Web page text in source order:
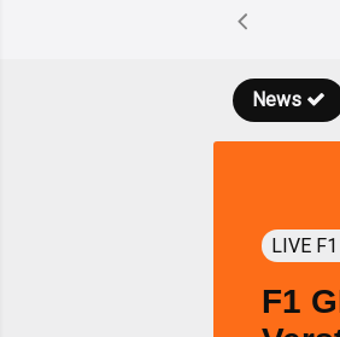
News
LIVE
F1